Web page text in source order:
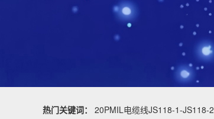
热门关键词： 20PMIL电缆线JS118-1-JS118-2